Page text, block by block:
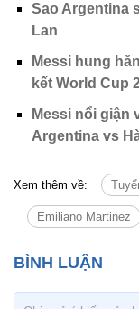
Sao Argentina
Lan
Messi hung
kết World Cup
Messi nổi giận
Argentina vs
Xem thêm về:
Emiliano Martinez